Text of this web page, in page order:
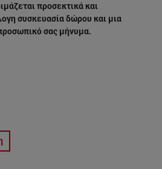
προσεκτικά και
συσκευασία δώρου και μια
σας μήνυμα.